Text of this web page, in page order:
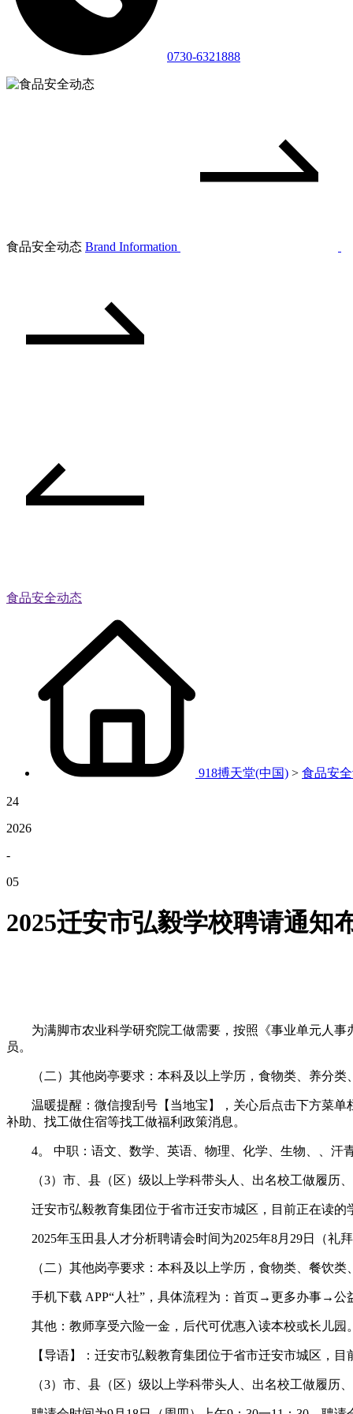
0730-6321888
食品安全动态 Brand Information
食品安全动态
918搏天堂(中国) > 食品安
24
2026
-
05
2025迁安市弘毅学校聘请通知
为满脚市农业科学研究院工做需要，按照《事业单元人事
员。
（二）其他岗亭要求：本科及以上学历，食物类、养分类
温暖提醒：微信搜刮号【当地宝】，关心后点击下方菜单
补助、找工做住宿等找工做福利政策消息。
4。 中职：语文、数学、英语、物理、化学、生物、、汗
（3）市、县（区）级以上学科带头人、出名校工做履历
迁安市弘毅教育集团位于省市迁安市城区，目前正在读的
2025年玉田县人才分析聘请会时间为2025年8月29日（礼
（二）其他岗亭要求：本科及以上学历，食物类、餐饮类
手机下载 APP“人社”，具体流程为：首页→更多办事→公
其他：教师享受六险一金，后代可优惠入读本校或长儿园
【导语】：迁安市弘毅教育集团位于省市迁安市城区，目
（3）市、县（区）级以上学科带头人、出名校工做履历